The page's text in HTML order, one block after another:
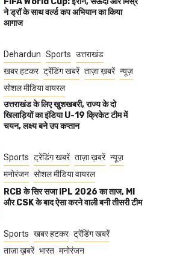
ने ड्रॉ के साथ वर्ल्ड कप अभियान का किया
आगाज
Dehardun Sports उत्तराखंड
खबर हटकर ट्रेंडिंग खबरें ताज़ा ख़बरें न्यूज़
सोशल मीडिया वायरल
उत्तराखंड के लिए खुशखबरी, राज्य के दो
खिलाड़ियों का इंडिया U-19 क्रिकेट टीम में
चयन, लक्ष्य बने उप कप्तान
Sports ट्रेंडिंग खबरें ताज़ा ख़बरें न्यूज़
मनोरंजन सोशल मीडिया वायरल
RCB के सिर सजा IPL 2026 का ताज, MI
और CSK के बाद ऐसा करने वाली बनी तीसरी टीम
Sports खबर हटकर ट्रेंडिंग खबरें
ताज़ा ख़बरें भारत मनोरंजन